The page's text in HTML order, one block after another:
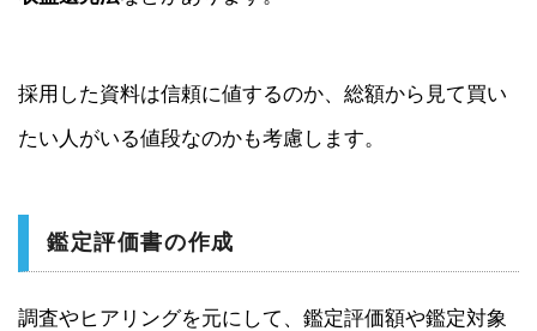
採用した資料は信頼に値するのか、総額から見て買い
たい人がいる値段なのかも考慮します。
鑑定評価書の作成
調査やヒアリングを元にして、鑑定評価額や鑑定対象